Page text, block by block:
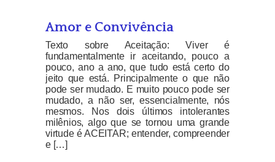
Amor e Convivência
Texto sobre Aceitação: Viver é
fundamentalmente ir aceitando, pouco a
pouco, ano a ano, que tudo está certo do
jeito que está. Principalmente o que não
pode ser mudado. E muito pouco pode ser
mudado, a não ser, essencialmente, nós
mesmos. Nos dois últimos intolerantes
milênios, algo que se tornou uma grande
virtude é ACEITAR; entender, compreender
e […]